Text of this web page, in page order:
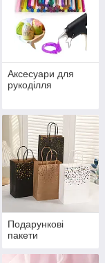
Аксесуари для
рукоділля
Подарункові
пакети